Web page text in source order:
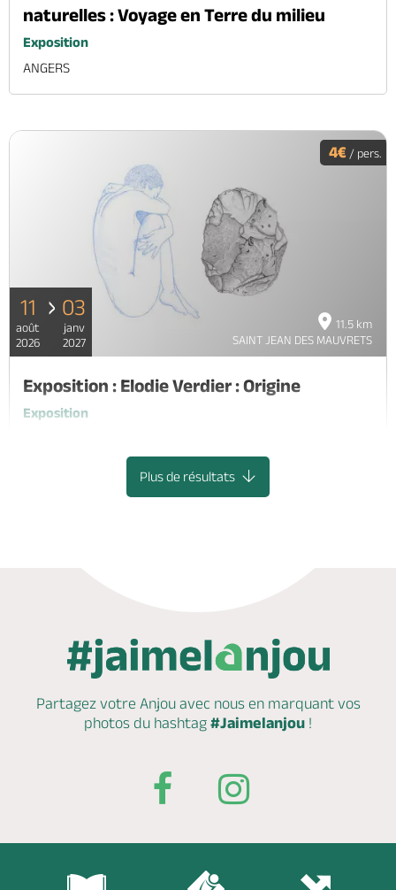
naturelles : Voyage en Terre du milieu
Exposition
ANGERS
11.5 km
SAINT JEAN DES MAUVRETS
4€ / pers.
11
août
2026
03
janv
2027
Exposition : Elodie Verdier : Origine
Exposition
Plus de résultats
Partagez votre Anjou avec nous en marquantvos
photos du hashtag #Jaimelanjou !